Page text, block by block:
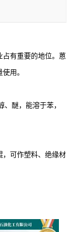
占有重要的地位。蒽
用。
醚，能溶于苯，
，可作塑料、绝缘材